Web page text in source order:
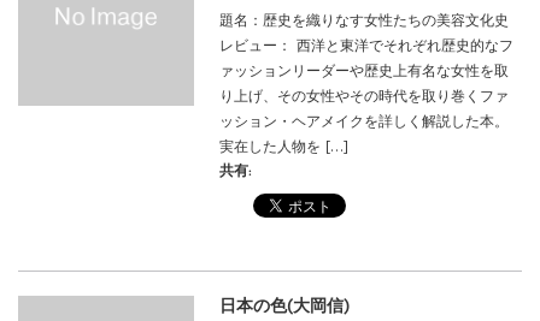
題名：歴史を織りなす女性たちの美容文化史
レビュー： 西洋と東洋でそれぞれ歴史的なフ
ァッションリーダーや歴史上有名な女性を取
り上げ、その女性やその時代を取り巻くファ
ッション・ヘアメイクを詳しく解説した本。
実在した人物を […]
共有:
日本の色(大岡信)